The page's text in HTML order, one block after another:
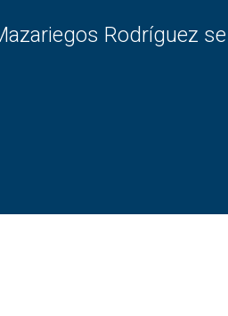
Rodríguez